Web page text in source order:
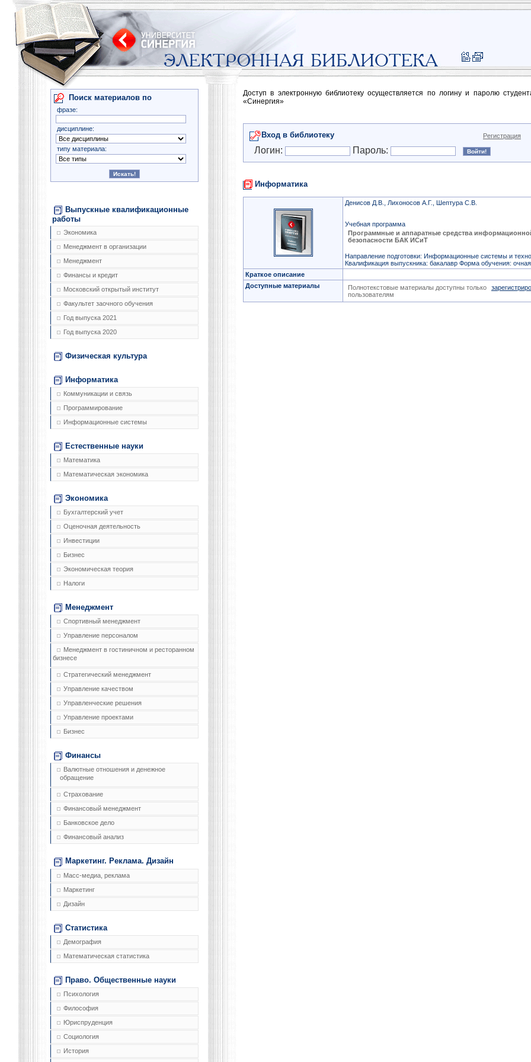
Поиск материалов по
фразе:
дисциплине:
типу материала:
Выпускные квалификационные
работы
Экономика
Менеджмент в организации
Менеджмент
Финансы и кредит
Московский открытый институт
Факультет заочного обучения
Год выпуска 2021
Год выпуска 2020
Физическая культура
Информатика
Коммуникации и связь
Программирование
Информационные системы
Естественные науки
Математика
Математическая экономика
Экономика
Бухгалтерский учет
Оценочная деятельность
Инвестиции
Бизнес
Экономическая теория
Налоги
Менеджмент
Спортивный менеджмент
Управление персоналом
Менеджмент в гостиничном и ресторанном
бизнесе
Стратегический менеджмент
Управление качеством
Управленческие решения
Управление проектами
Бизнес
Финансы
Валютные отношения и денежное
обращение
Страхование
Финансовый менеджмент
Банковское дело
Финансовый анализ
Маркетинг. Реклама. Дизайн
Масс-медиа, реклама
Маркетинг
Дизайн
Статистика
Демография
Математическая статистика
Право. Общественные науки
Психология
Философия
Юриспруденция
Социология
История
Доступ в электронную библиотеку осуществляется по логину и паролю
«Синергия»
Вход в библиотеку Регистрация
Логин: Пароль:
Информатика
Денисов Д.В., Лихоносов А.Г., Шептура С.В.
Учебная программа
Программные и аппаратные средства
безопасности БАК ИСиТ
Направление подготовки: Информационные системы и
Квалификация выпускника: бакалавр Форма обучения: очная
Краткое описание
Доступные материалы
Полнотекстовые материалы доступны только
пользователям